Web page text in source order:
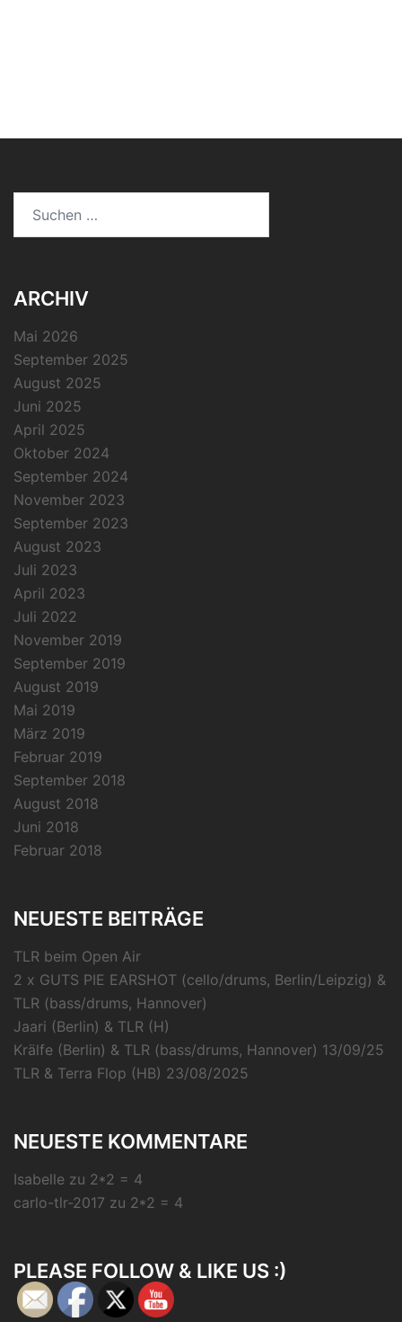
nach:
ARCHIV
Mai 2026
September 2025
August 2025
Juni 2025
April 2025
Oktober 2024
September 2024
November 2023
September 2023
August 2023
Juli 2023
April 2023
Juli 2022
November 2019
September 2019
August 2019
Mai 2019
März 2019
Februar 2019
September 2018
August 2018
Juni 2018
Februar 2018
NEUESTE BEITRÄGE
TLR beim Open Air
2 x GUTS PIE EARSHOT (cello/drums, Berlin/Leipzig) &
TLR (bass/drums, Hannover)
Jaari (Berlin) & TLR (H)
Krälfe (Berlin) & TLR (bass/drums, Hannover) 13/09/25
TLR & Terra Flop (HB) 23/08/2025
NEUESTE KOMMENTARE
Isabelle zu 2*2 = 4
carlo-tlr-2017 zu 2*2 = 4
PLEASE FOLLOW & LIKE US :)